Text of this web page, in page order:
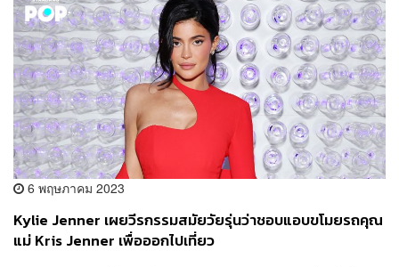
6 พฤษภาคม 2023
Kylie Jenner เผยวีรกรรมสมัยวัยรุ่นว่าชอบแอบขโมยรถคุณ
แม่ Kris Jenner เพื่อออกไปเที่ยว